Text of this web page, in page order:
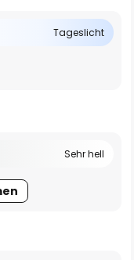
Tageslicht
Sehr hell